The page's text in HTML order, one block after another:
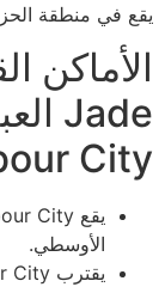
يقع في منطقة
City
الأوسطي.